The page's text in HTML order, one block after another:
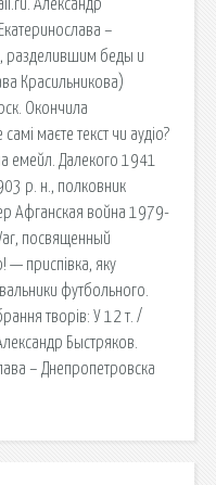
Александр
–
разделившим беды и
Красильникова)
Окончила
маєте текст чи аудіо?
емейл. Далекого 1941
р. н., полковник
Афганская война 1979-
посвященный
— приспівка, яку
футбольного.
творів: У 12 т. /
Быстряков.
– Днепропетровска